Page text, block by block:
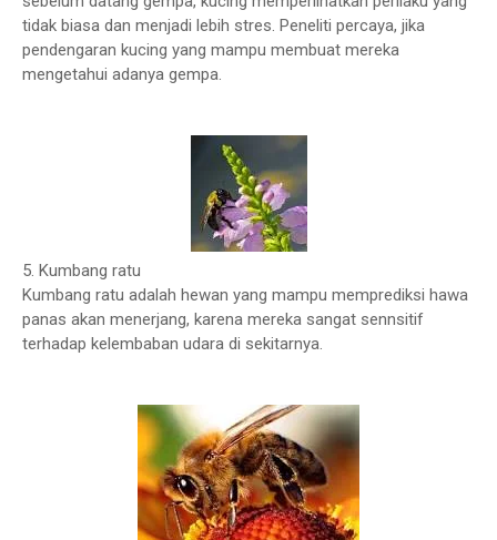
tidak biasa dan menjadi lebih stres. Peneliti percaya, jika
pendengaran kucing yang mampu membuat mereka
mengetahui adanya gempa.
5. Kumbang ratu
Kumbang ratu adalah hewan yang mampu memprediksi hawa
panas akan menerjang, karena mereka sangat sennsitif
terhadap kelembaban udara di sekitarnya.